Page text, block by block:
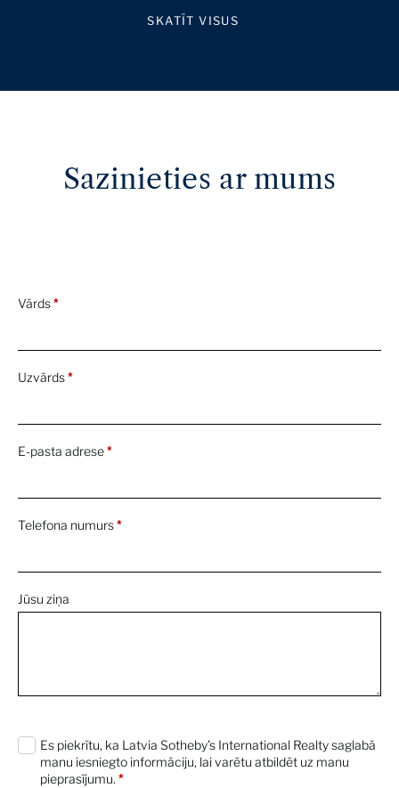
SKATĪT VISUS
Sazinieties ar mums
Vārds*
Uzvārds*
E-pasta adrese*
Telefona numurs*
Jūsu ziņa
Es piekrītu, ka Latvia Sotheby’s International Realty saglabā
manu iesniegto informāciju, lai varētu atbildēt uz manu
pieprasījumu. *